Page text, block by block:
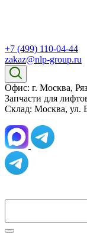
+7 (499) 110-04-44
zakaz@nlp-group.ru
Офис: г. Москва,
Запчасти для
Склад: Москва, ул.